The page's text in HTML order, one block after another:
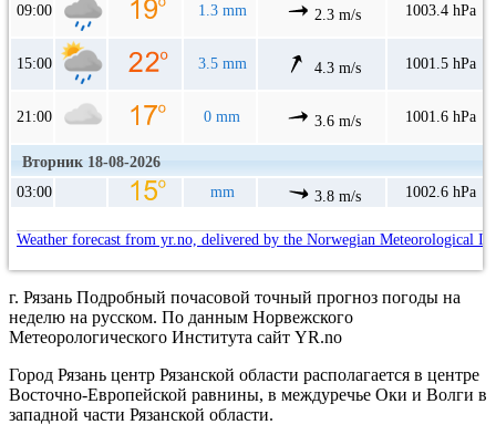
09:00 1.3 mm 2.3 m/s 1003.4 hPa
15:00 3.5 mm 4.3 m/s 1001.5 hPa
21:00 0 mm 3.6 m/s 1001.6 hPa
Вторник 18-08-2026
03:00
mm 3.8 m/s 1002.6 hPa
Weather forecast from yr.no, delivered by the Norwegian Meteorological
г. Рязань Подробный почасовой точный прогноз погоды на
неделю на русском. По данным Норвежского
Метеорологического Института сайт YR.no
Город Рязань центр Рязанской области располагается в центре
Восточно-Европейской равнины, в междуречье Оки и Волги в
западной части Рязанской области.